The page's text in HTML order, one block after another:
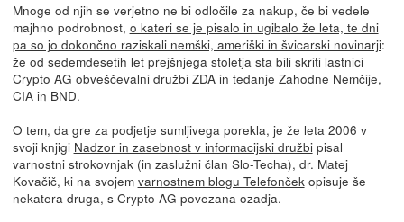
Mnoge od njih se verjetno ne bi odločile za nakup, če bi vedele
majhno podrobnost, o kateri se je pisalo in ugibalo že leta, te dni
pa so jo dokončno raziskali nemški, ameriški in švicarski novinarji:
že od sedemdesetih let prejšnjega stoletja sta bili skriti lastnici
Crypto AG obveščevalni družbi ZDA in tedanje Zahodne Nemčije,
CIA in BND.
O tem, da gre za podjetje sumljivega porekla, je že leta 2006 v
svoji knjigi Nadzor in zasebnost v informacijski družbipisal
varnostni strokovnjak (in zaslužni član Slo-Techa), dr. Matej
Kovačič, ki na svojem varnostnem blogu Telefončekopisuje še
nekatera druga, s Crypto AG povezana ozadja.